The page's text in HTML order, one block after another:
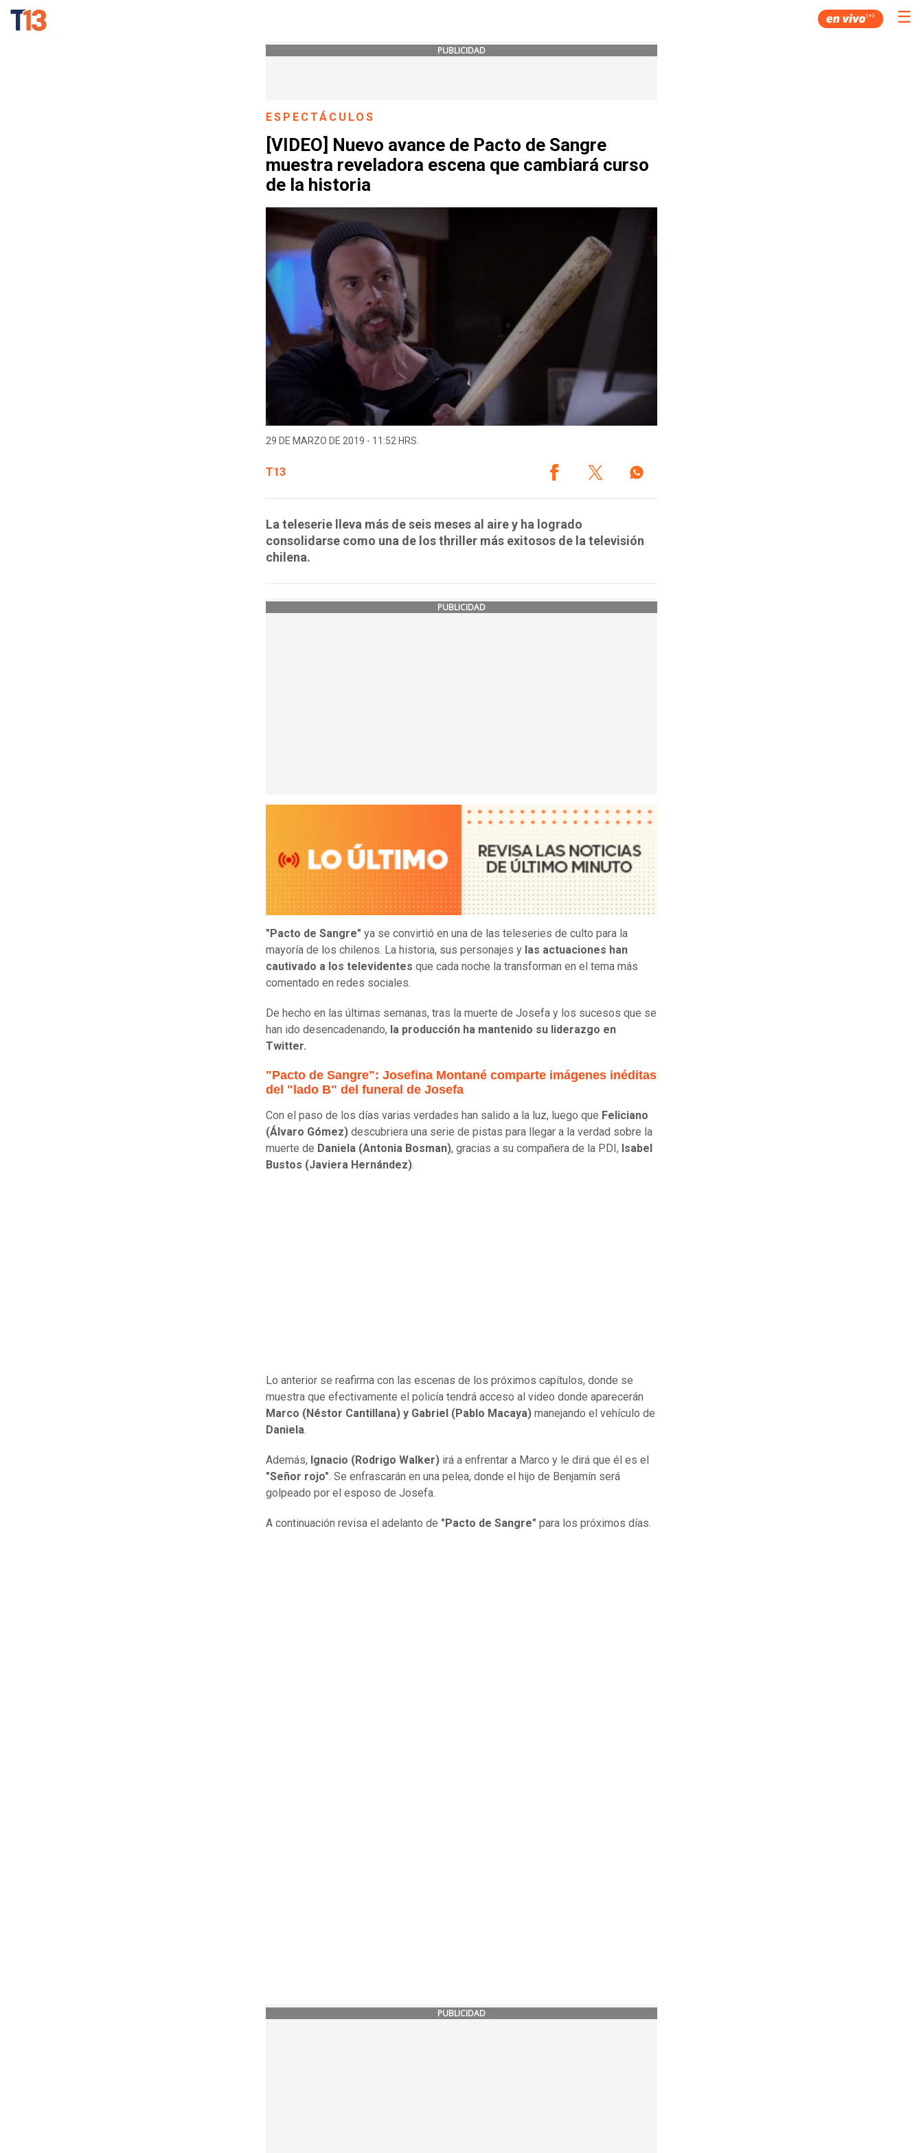
☰
PUBLICIDAD
ESPECTÁCULOS
[VIDEO] Nuevo avance de Pacto de Sangre
muestra reveladora escena que cambiará curso
de la historia
29 DE MARZO DE 2019 - 11:52 HRS.
T13
La teleserie lleva más de seis meses al aire y ha logrado
consolidarse como una de los thriller más exitosos de la televisión
chilena.
PUBLICIDAD
"Pacto de Sangre" ya se convirtió en una de las teleseries de culto para la
mayoría de los chilenos. La historia, sus personajes y las actuaciones han
cautivado a los televidentes que cada noche la transforman en el tema más
comentado en redes sociales.
De hecho en las últimas semanas, tras la muerte de Josefa y los sucesos que se
han ido desencadenando, la producción ha mantenido su liderazgo en
Twitter.
"Pacto de Sangre": Josefina Montané comparte imágenes inéditas
del "lado B" del funeral de Josefa
Con el paso de los días varias verdades han salido a la luz, luego que Feliciano
(Álvaro Gómez) descubriera una serie de pistas para llegar a la verdad sobre la
muerte de Daniela (Antonia Bosman), gracias a su compañera de la PDI, Isabel
Bustos (Javiera Hernández).
Lo anterior se reafirma con las escenas de los próximos capítulos, donde se
muestra que efectivamente el policía tendrá acceso al video donde aparecerán
Marco (Néstor Cantillana) y Gabriel (Pablo Macaya) manejando el vehículo de
Daniela.
Además, Ignacio (Rodrigo Walker) irá a enfrentar a Marco y le dirá que él es el
"Señor rojo". Se enfrascarán en una pelea, donde el hijo de Benjamín será
golpeado por el esposo de Josefa.
A continuación revisa el adelanto de "Pacto de Sangre" para los próximos días.
PUBLICIDAD